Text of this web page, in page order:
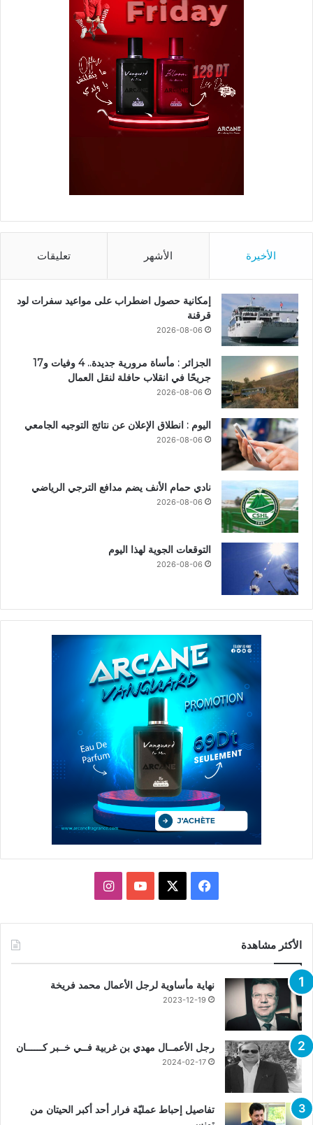
الأخيرة الأشهر تعليقات
إمكانية حصول اضطراب على مواعيد سفرات لود
قرقنة
2026-08-06
الجزائر : مأساة مرورية جديدة.. 4 وفيات و17
جريحًا في انقلاب حافلة لنقل العمال
2026-08-06
اليوم : انطلاق الإعلان عن نتائج التوجيه الجامعي
2026-08-06
نادي حمام الأنف يضم مدافع الترجي الرياضي
2026-08-06
التوقعات الجوية لهذا اليوم
2026-08-06
فيسبوك يوتيوبانستقرام
الأكثر مشاهدة
نهاية مأساوية لرجل الأعمال محمد فريخة
2023-12-19
رجل الأعمــال مهدي بن غربية فــي خــبر كــــــان
2024-02-17
تفاصيل إحباط عمليّة فرار أحد أكبر الحيتان من